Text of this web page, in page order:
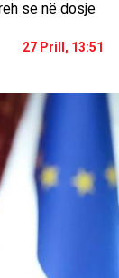
se në dosje
27 Prill, 13:51